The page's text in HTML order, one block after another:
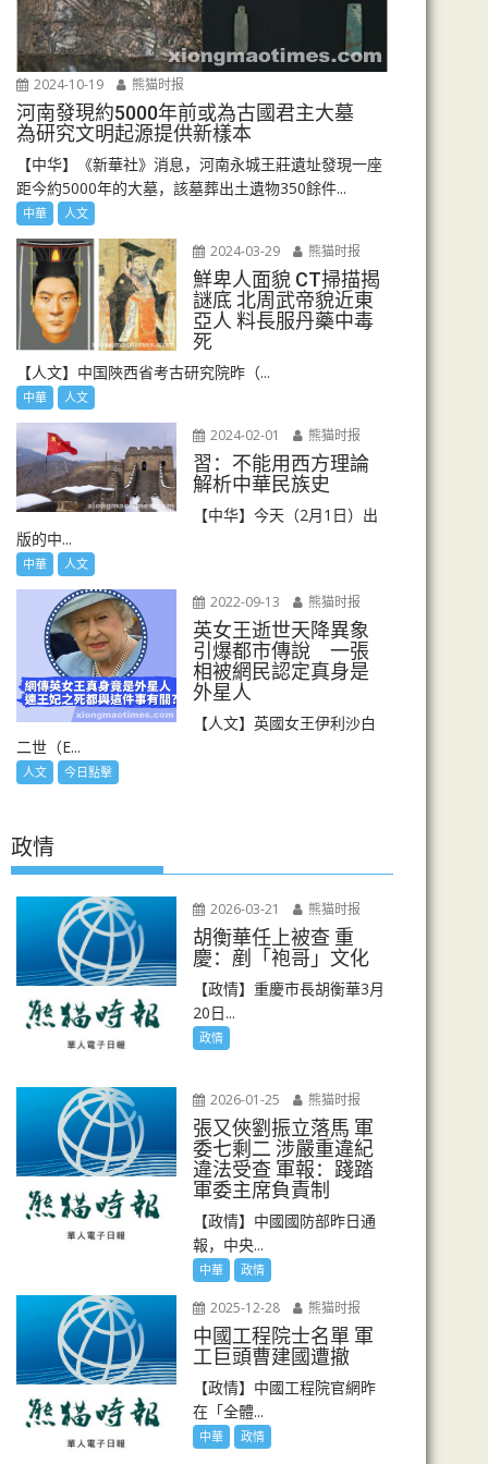
2024-10-19 熊猫时报
河南發現約5000年前或為古國君主大墓
為研究文明起源提供新樣本
【中华】《新華社》消息，河南永城王莊遺址發現一座
距今約5000年的大墓，該墓葬出土遺物350餘件...
中華 人文
2024-03-29 熊猫时报
鮮卑人面貌 CT掃描揭
謎底 北周武帝貌近東
亞人 料長服丹藥中毒
死
【人文】中国陜西省考古研究院昨（...
中華 人文
2024-02-01 熊猫时报
習：不能用西方理論
解析中華民族史
【中华】今天（2月1日）出
版的中...
中華 人文
2022-09-13 熊猫时报
英女王逝世天降異象
引爆都市傳說 一張
相被網民認定真身是
外星人
【人文】英國女王伊利沙白
二世（E...
人文 今日點擊
政情
2026-03-21 熊猫时报
胡衡華任上被查 重
慶：剷「袍哥」文化
【政情】重慶市長胡衡華3月
20日...
政情
2026-01-25 熊猫时报
張又俠劉振立落馬 軍
委七剩二 涉嚴重違紀
違法受查 軍報：踐踏
軍委主席負責制
【政情】中國國防部昨日通
報，中央...
中華 政情
2025-12-28 熊猫时报
中國工程院士名單 軍
工巨頭曹建國遭撤
【政情】中國工程院官網昨
在「全體...
中華 政情